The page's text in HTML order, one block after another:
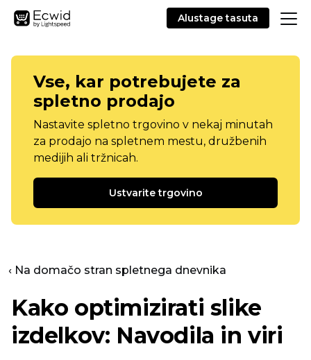
Alustage tasuta
Vse, kar potrebujete za
spletno prodajo
Nastavite spletno trgovino v nekaj minutah
za prodajo na spletnem mestu, družbenih
medijih ali tržnicah.
Ustvarite trgovino
‹ Na domačo stran spletnega dnevnika
Kako optimizirati slike
izdelkov: Navodila in viri